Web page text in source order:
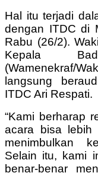
Hal itu terjadi
dengan ITDC di
Rabu (26/2).
Kepala
(Wamenekraf/
langsung
ITDC Ari Respati.
“Kami berharap
acara bisa lebih
menimbulkan
Selain itu, kami
benar-benar